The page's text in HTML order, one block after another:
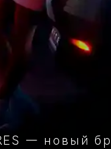
— новый